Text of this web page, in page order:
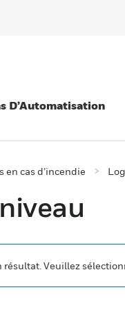
D’Automatisation
en cas d’incendie
résultat. Veuillez